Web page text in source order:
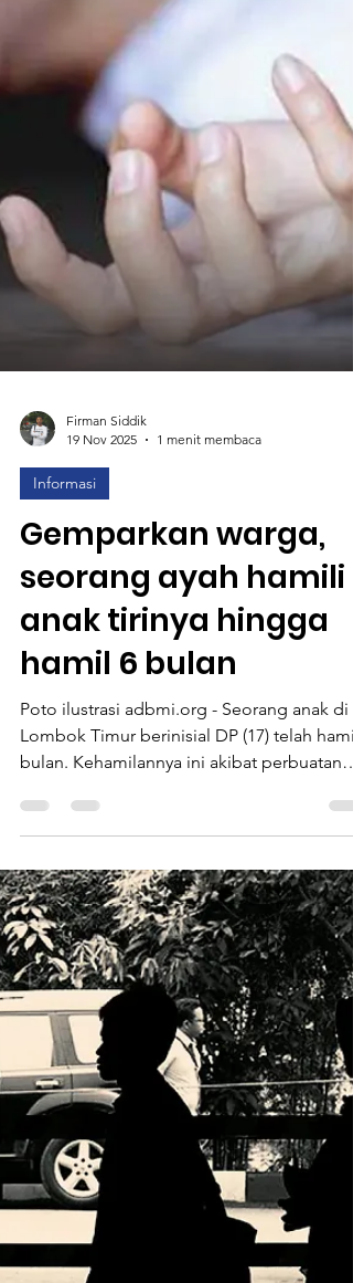
Firman Siddik
19 Nov 2025
1 menit membaca
Informasi
Gemparkan warga,
seorang ayah hamili
anak tirinya hingga
Poto ilustrasi adbmi.org - Seorang anak di
Lombok Timur berinisial DP (17) telah hamil
bulan. Kehamilannya ini akibat perbuatan
bejak dari ayah tirinya yang merupakan
Kecamatan Lenek, Lombok Timur. Kanit
UPTD PPA Lotim, Hayunindia, menyebut
bahwa DP sudah di bawa untuk melakukan
visum. Sementara, ER (45) yang merupakan
ayah tiri korban dan juga sebagai pelaku
sudah di bawa ke Polres Lombok Timur
untuk dimintai keterangan. Dilansir dari
Tribun Lombok, DP sebelumnya